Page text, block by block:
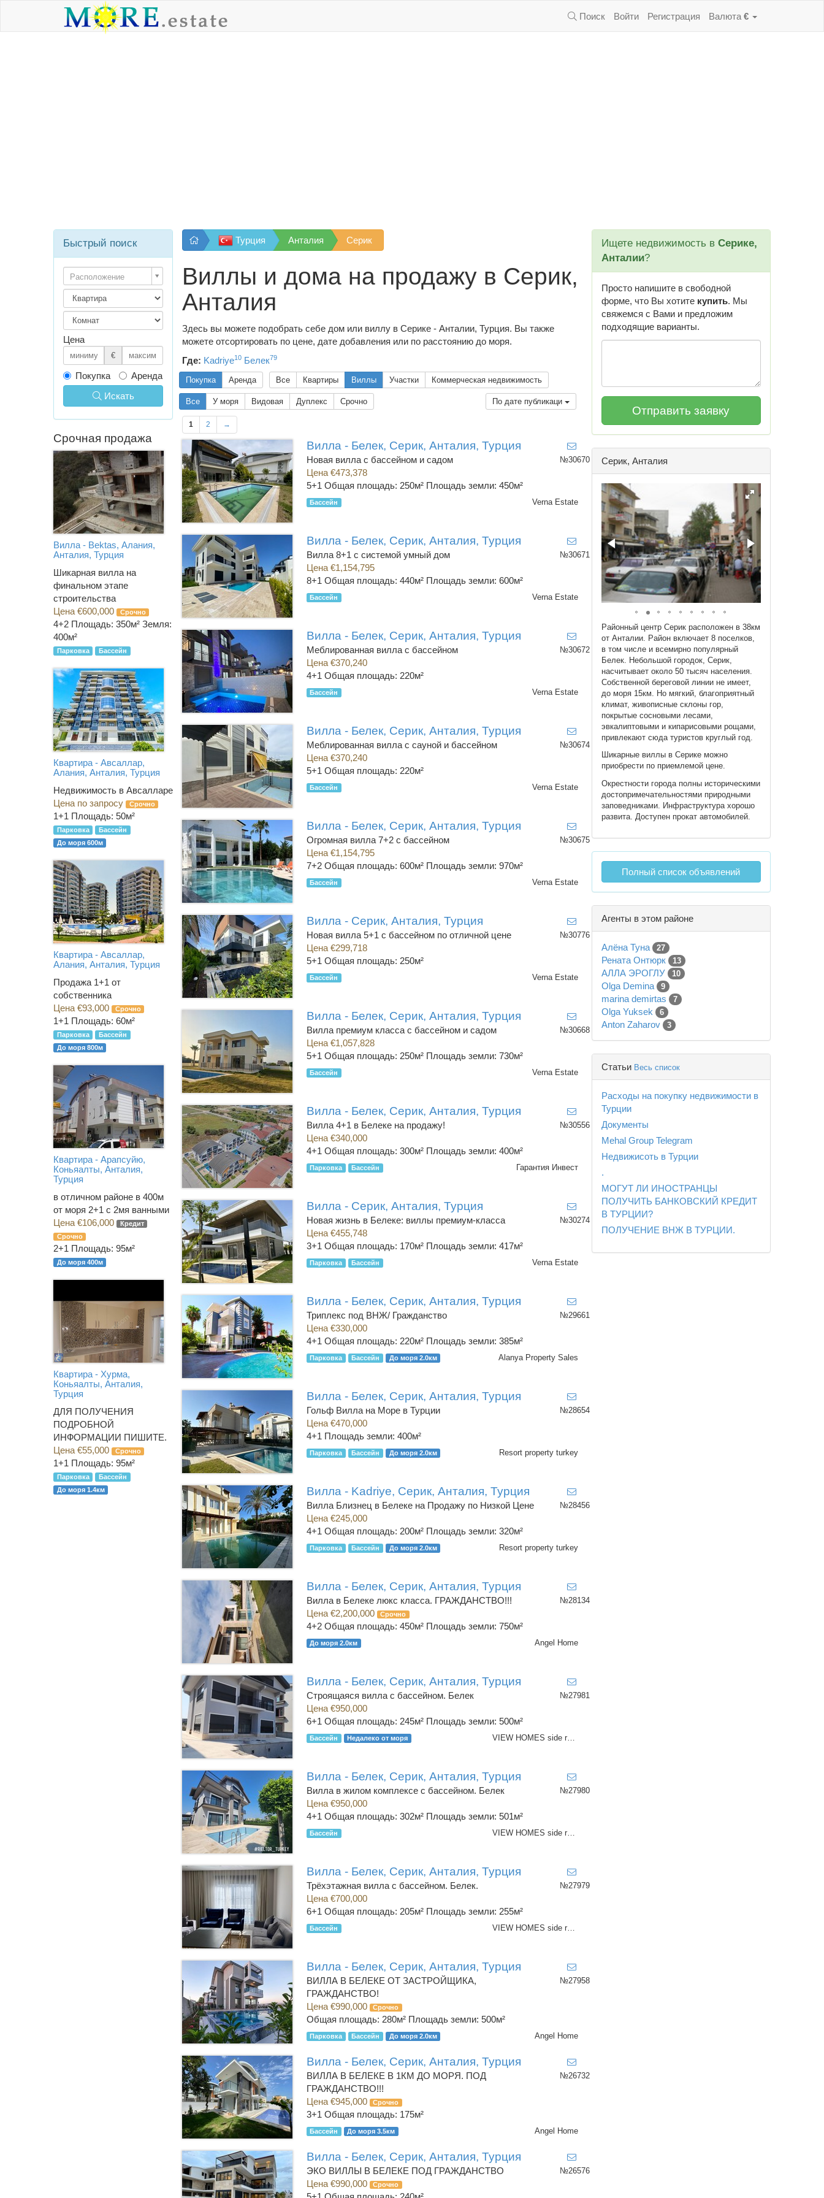
Поиск Войти Регистрация Валюта €
Турция Анталия Серик
Виллы и дома на продажу в Серик,
Анталия
Здесь вы можете подобрать себе дом или виллу в Серике - Анталии, Турция. Вы также
можете отсортировать по цене, дате добавления или по расстоянию до моря.
Где: Kadriye10 Белек79
Покупка Аренда Все Квартиры Виллы Участки Коммерческая недвижимость
Все У моря Видовая Дуплекс Срочно По дате публикаци
1 2 →
Вилла - Белек, Серик, Анталия, Турция
Новая вилла с бассейном и садом
Цена €473,378
5+1 Общая площадь: 250м² Площадь земли: 450м²
Бассейн Verna Estate
№30670
Вилла - Белек, Серик, Анталия, Турция
Вилла 8+1 с системой умный дом
Цена €1,154,795
8+1 Общая площадь: 440м² Площадь земли: 600м²
Бассейн Verna Estate
№30671
Вилла - Белек, Серик, Анталия, Турция
Меблированная вилла с бассейном
Цена €370,240
4+1 Общая площадь: 220м²
Бассейн Verna Estate
№30672
Вилла - Белек, Серик, Анталия, Турция
Меблированная вилла с сауной и бассейном
Цена €370,240
5+1 Общая площадь: 220м²
Бассейн Verna Estate
№30674
Вилла - Белек, Серик, Анталия, Турция
Огромная вилла 7+2 с бассейном
Цена €1,154,795
7+2 Общая площадь: 600м² Площадь земли: 970м²
Бассейн Verna Estate
№30675
Вилла - Серик, Анталия, Турция
Новая вилла 5+1 с бассейном по отличной цене
Цена €299,718
5+1 Общая площадь: 250м²
Бассейн Verna Estate
№30776
Вилла - Белек, Серик, Анталия, Турция
Вилла премиум класса с бассейном и садом
Цена €1,057,828
5+1 Общая площадь: 250м² Площадь земли: 730м²
Бассейн Verna Estate
№30668
Вилла - Белек, Серик, Анталия, Турция
Вилла 4+1 в Белеке на продажу!
Цена €340,000
4+1 Общая площадь: 300м² Площадь земли: 400м²
Парковка Бассейн Гарантия Инвест
№30556
Вилла - Серик, Анталия, Турция
Новая жизнь в Белеке: виллы премиум-класса
Цена €455,748
3+1 Общая площадь: 170м² Площадь земли: 417м²
Парковка Бассейн Verna Estate
№30274
Вилла - Белек, Серик, Анталия, Турция
Триплекс под ВНЖ/ Гражданство
Цена €330,000
4+1 Общая площадь: 220м² Площадь земли: 385м²
Парковка Бассейн До моря 2.0км Alanya Property Sales
№29661
Вилла - Белек, Серик, Анталия, Турция
Гольф Вилла на Море в Турции
Цена €470,000
4+1 Площадь земли: 400м²
Парковка Бассейн До моря 2.0км Resort property turkey
№28654
Вилла - Kadriye, Серик, Анталия, Турция
Вилла Близнец в Белеке на Продажу по Низкой Цене
Цена €245,000
4+1 Общая площадь: 200м² Площадь земли: 320м²
Парковка Бассейн До моря 2.0км Resort property turkey
№28456
Вилла - Белек, Серик, Анталия, Турция
Вилла в Белеке люкс класса. ГРАЖДАНСТВО!!!
Цена €2,200,000
Срочно
4+2 Общая площадь: 450м² Площадь земли: 750м²
До моря 2.0км Angel Home
№28134
Вилла - Белек, Серик, Анталия, Турция
Строящаяся вилла с бассейном. Белек
Цена €950,000
6+1 Общая площадь: 245м² Площадь земли: 500м²
Бассейн Недалеко от моря VIEW HOMES side realty
№27981
Вилла - Белек, Серик, Анталия, Турция
Вилла в жилом комплексе с бассейном. Белек
Цена €950,000
4+1 Общая площадь: 302м² Площадь земли: 501м²
Бассейн VIEW HOMES side realty
№27980
Вилла - Белек, Серик, Анталия, Турция
Трёхэтажная вилла с бассейном. Белек.
Цена €700,000
6+1 Общая площадь: 205м² Площадь земли: 255м²
Бассейн VIEW HOMES side realty
№27979
Вилла - Белек, Серик, Анталия, Турция
ВИЛЛА В БЕЛЕКЕ ОТ ЗАСТРОЙЩИКА,
ГРАЖДАНСТВО!
Цена €990,000
Срочно
Общая площадь: 280м² Площадь земли: 500м²
Парковка Бассейн До моря 2.0км Angel Home
№27958
Вилла - Белек, Серик, Анталия, Турция
ВИЛЛА В БЕЛЕКЕ В 1КМ ДО МОРЯ. ПОД
ГРАЖДАНСТВО!!!
Цена €945,000
Срочно
3+1 Общая площадь: 175м²
Бассейн До моря 3.5км Angel Home
№26732
Вилла - Белек, Серик, Анталия, Турция
ЭКО ВИЛЛЫ В БЕЛЕКЕ ПОД ГРАЖДАНСТВО
Цена €990,000
Срочно
№26576
Ищете недвижимость в Серике,
Анталии?
Просто напишите в свободной
форме, что Вы хотите купить. Мы
свяжемся с Вами и предложим
подходящие варианты.
Серик, Анталия
Районный центр Серик расположен в 38км
от Анталии. Район включает 8 поселков,
в том числе и всемирно популярный
Белек. Небольшой городок, Серик,
насчитывает около 50 тысяч населения.
Собственной береговой линии не имеет,
до моря 15км. Но мягкий, благоприятный
климат, живописные склоны гор,
покрытые сосновыми лесами,
эвкалиптовыми и кипарисовыми рощами,
привлекают сюда туристов круглый год.
Шикарные виллы в Серике можно
приобрести по приемлемой цене.
Окрестности города полны историческими
достопримечательностями природными
заповедниками. Инфраструктура хорошо
развита. Доступен прокат автомобилей.
Полный список объявлений
Агенты в этом районе
Алёна Туна 27
Рената Онтюрк 13
АЛЛА ЭРОГЛУ 10
Olga Demina 9
marina demirtas 7
Olga Yuksek 6
Anton Zaharov 3
Статьи Весь список
Расходы на покупку недвижимости в
Турции
Документы
Mehal Group Telegram
Недвижисоть в Турции
.
МОГУТ ЛИ ИНОСТРАНЦЫ
ПОЛУЧИТЬ БАНКОВСКИЙ КРЕДИТ
В ТУРЦИИ?
ПОЛУЧЕНИЕ ВНЖ В ТУРЦИИ.
Быстрый поиск
Расположение
Цена
€
Покупка
Аренда
Искать
Срочная продажа
Вилла - Bektas, Алания,
Анталия, Турция
Шикарная вилла на
финальном этапе
строительства
Цена €600,000
Срочно
4+2 Площадь: 350м² Земля:
400м²
Парковка Бассейн
Квартира - Авсаллар,
Алания, Анталия, Турция
Недвижимость в Авсалларе
Цена по запросу
Срочно
1+1 Площадь: 50м²
Парковка
Бассейн
До моря 600м
Квартира - Авсаллар,
Алания, Анталия, Турция
Продажа 1+1 от
собственника
Цена €93,000
Срочно
1+1 Площадь: 60м²
Парковка
Бассейн
До моря 800м
Квартира - Арапсуйю,
Коньяалты, Анталия,
Турция
в отличном районе в 400м
от моря 2+1 с 2мя ванными
Цена €106,000
Кредит
Срочно
2+1 Площадь: 95м²
До моря 400м
Квартира - Хурма,
Коньяалты, Анталия,
Турция
ДЛЯ ПОЛУЧЕНИЯ
ПОДРОБНОЙ
ИНФОРМАЦИИ ПИШИТЕ.
Цена €55,000
Срочно
1+1 Площадь: 95м²
Парковка
Бассейн
До моря 1.4км